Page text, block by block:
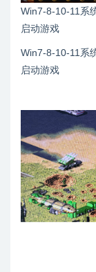
Win7-8-10-11系
启动游戏
Win7-8-10-11系
启动游戏